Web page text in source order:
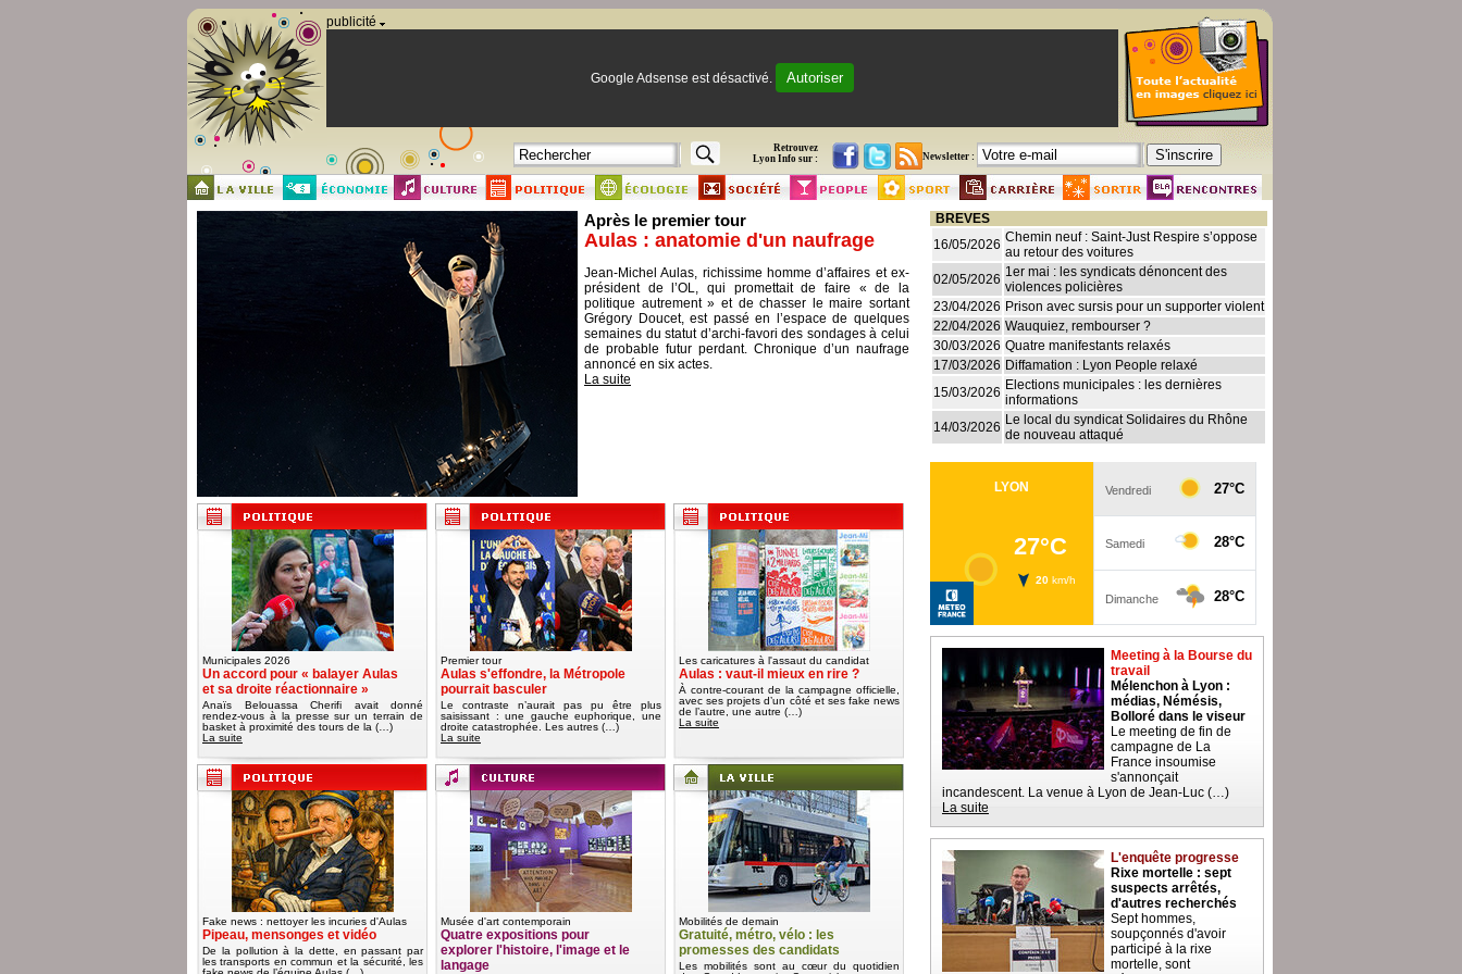
publicité
Google Adsense est désactivé. Autoriser
Retrouvez
Lyon Info sur :
Newsletter :
Après le premier tour
Aulas : anatomie d'un naufrage
Jean-Michel Aulas, richissime homme d’affaires et ex-
président de l’OL, qui promettait de faire « de la
politique autrement » et de chasser le maire sortant
Grégory Doucet, est passé en l’espace de quelques
semaines du statut d’archi-favori des sondages à celui
de probable futur perdant. Chronique d’un naufrage
annoncé en six actes.
La suite
Municipales 2026
Un accord pour « balayer Aulas
et sa droite réactionnaire »
Anaïs Belouassa Cherifi avait donné
rendez-vous à la presse sur un terrain de
basket à proximité des tours de la (…)
La suite
Premier tour
Aulas s'effondre, la Métropole
pourrait basculer
Le contraste n’aurait pas pu être plus
saisissant : une gauche euphorique, une
droite catastrophée. Les autres (…)
La suite
Les caricatures à l'assaut du candidat
Aulas : vaut-il mieux en rire ?
À contre-courant de la campagne officielle,
avec ses projets d’un côté et ses fake news
de l’autre, une autre (…)
La suite
Fake news : nettoyer les incuries d'Aulas
Pipeau, mensonges et vidéo
De la pollution à la dette, en passant par
les transports en commun et la sécurité, les
Musée d'art contemporain
Quatre expositions pour
explorer l'histoire, l'image et le
langage
Mobilités de demain
Gratuité, métro, vélo : les
promesses des candidats
Les mobilités sont au cœur du quotidien
BREVES
16/05/2026 Chemin neuf : Saint-Just Respire s’oppose
au retour des voitures
02/05/2026 1er mai : les syndicats dénoncent des
violences policières
23/04/2026 Prison avec sursis pour un supporter violent
22/04/2026 Wauquiez, rembourser ?
30/03/2026 Quatre manifestants relaxés
17/03/2026 Diffamation : Lyon People relaxé
15/03/2026 Elections municipales : les dernières
informations
14/03/2026 Le local du syndicat Solidaires du Rhône
de nouveau attaqué
Meeting à la Bourse du
travail
Mélenchon à Lyon :
médias, Némésis,
Bolloré dans le viseur
Le meeting de fin de
campagne de La
France insoumise
s'annonçait
incandescent. La venue à Lyon de Jean-Luc (…)
La suite
L'enquête progresse
Rixe mortelle : sept
suspects arrêtés,
d'autres recherchés
Sept hommes,
soupçonnés d'avoir
participé à la rixe
mortelle, sont
Panneau de gestion des cookies